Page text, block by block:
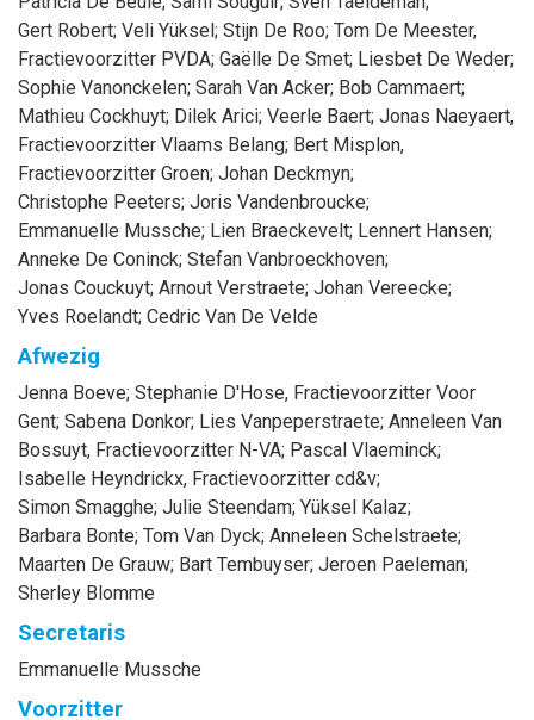
Gert Robert; Veli Yüksel; Stijn De Roo; Tom De Meester,
Fractievoorzitter PVDA; Gaëlle De Smet; Liesbet De Weder;
Sophie Vanonckelen; Sarah Van Acker; Bob Cammaert;
Mathieu Cockhuyt; Dilek Arici; Veerle Baert; Jonas Naeyaert,
Fractievoorzitter Vlaams Belang; Bert Misplon,
Fractievoorzitter Groen; Johan Deckmyn;
Christophe Peeters; Joris Vandenbroucke;
Emmanuelle Mussche; Lien Braeckevelt; Lennert Hansen;
Anneke De Coninck; Stefan Vanbroeckhoven;
Jonas Couckuyt; Arnout Verstraete; Johan Vereecke;
Yves Roelandt; Cedric Van De Velde
Afwezig
Jenna Boeve; Stephanie D'Hose, Fractievoorzitter Voor
Gent; Sabena Donkor; Lies Vanpeperstraete; Anneleen Van
Bossuyt, Fractievoorzitter N-VA; Pascal Vlaeminck;
Isabelle Heyndrickx, Fractievoorzitter cd&v;
Simon Smagghe; Julie Steendam; Yüksel Kalaz;
Barbara Bonte; Tom Van Dyck; Anneleen Schelstraete;
Maarten De Grauw; Bart Tembuyser; Jeroen Paeleman;
Sherley Blomme
Secretaris
Emmanuelle Mussche
Voorzitter